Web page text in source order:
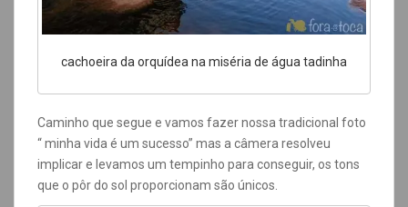
cachoeira da orquídea na miséria de água tadinha
Caminho que segue e vamos fazer nossa tradicional foto
“ minha vida é um sucesso” mas a câmera resolveu
implicar e levamos um tempinho para conseguir, os tons
que o pôr do sol proporcionam são únicos.